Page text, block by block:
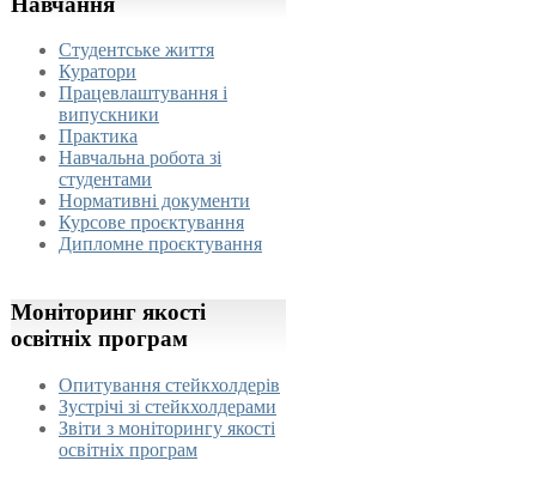
Студентське життя
Куратори
Працевлаштування і
випускники
Практика
Навчальна робота зі
студентами
Нормативні документи
Курсове проєктування
Дипломне проєктування
Моніторинг якості
освітніх програм
Опитування стейкхолдерів
Зустрічі зі стейкхолдерами
Звіти з моніторингу якості
освітніх програм